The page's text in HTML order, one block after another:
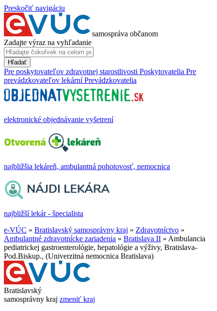
Preskočiť navigáciu
samospráva občanom
Zadajte výraz na vyhľadanie
Hľadať
Pre poskytovateľov zdravotnej starostlivosti Poskytovatelia Pre
prevádzkovateľov lekární Prevádzkovatelia
elektronické objednávanie vyšetrení
najbližšia lekáreň, ambulantná pohotovosť, nemocnica
najbližší lekár - špecialista
e-VÚC » Bratislavský samosprávny kraj » Zdravotníctvo »
Ambulantné zdravotnícke zariadenia » Bratislava II » Ambulancia
pediatrickej gastroenterológie, hepatológie a výživy, Bratislava-
Pod.Biskup., (Univerzitná nemocnica Bratislava)
Bratislavský
samosprávny kraj zmeniť kraj